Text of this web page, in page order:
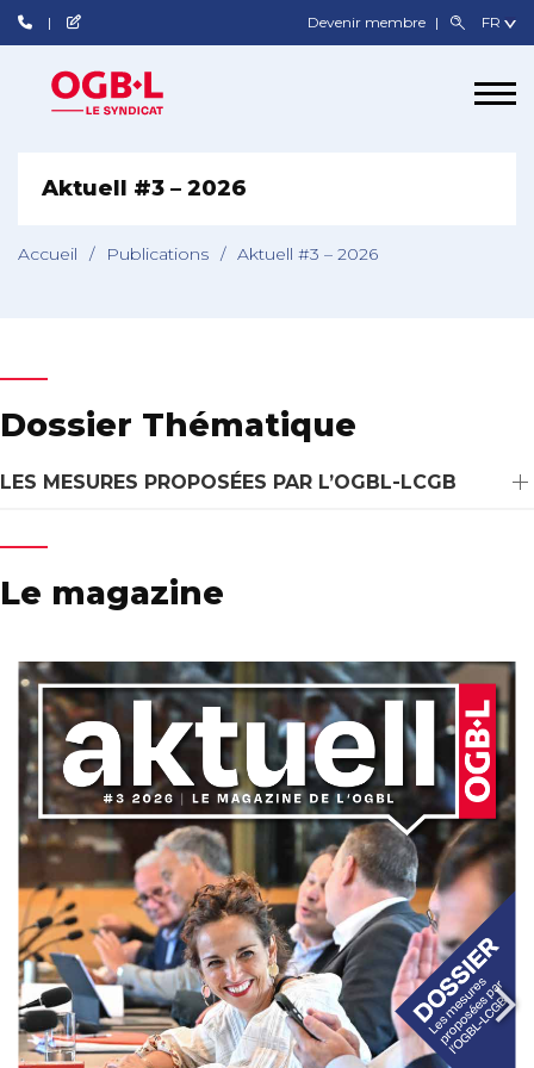
Devenir membre
Aktuell #3 – 2026
Accueil / Publications / Aktuell #3 – 2026
Dossier Thématique
LES MESURES PROPOSÉES PAR L’OGBL-LCGB
Le magazine